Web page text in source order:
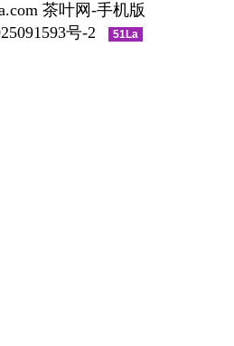
茶叶网-手机版
号-2
51La